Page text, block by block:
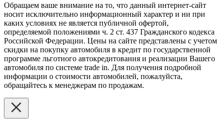
Обращаем ваше внимание на то, что данный интернет-сайт
носит исключительно информационный характер и ни при
каких условиях не является публичной офертой,
определяемой положениями ч. 2 ст. 437 Гражданского кодекса
Российской Федерации. Цены на сайте представлены с учетом
скидки на покупку автомобиля в кредит по государственной
программе льготного автокредитования и реализации Вашего
автомобиля по системе trade in. Для получения подробной
информации о стоимости автомобилей, пожалуйста,
обращайтесь к менеджерам по продажам.